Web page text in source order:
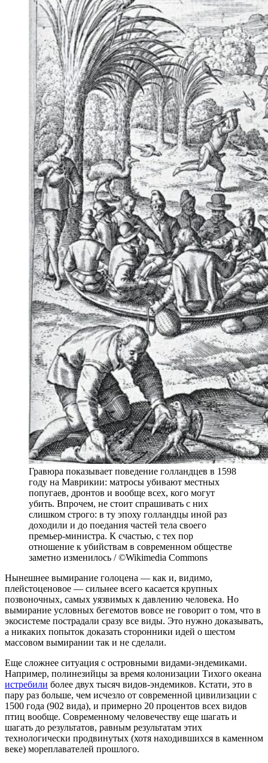
Гравюра показывает поведение голландцев в 1598
году на Маврикии: матросы убивают местных
попугаев, дронтов и вообще всех, кого могут
убить. Впрочем, не стоит спрашивать с них
слишком строго: в ту эпоху голландцы иной раз
доходили и до поедания частей тела своего
премьер-министра. К счастью, с тех пор
отношение к убийствам в современном обществе
заметно изменилось / ©Wikimedia Commons
Нынешнее вымирание голоцена — как и, видимо,
плейстоценовое — сильнее всего касается крупных
позвоночных, самых уязвимых к давлению человека. Но
вымирание условных бегемотов вовсе не говорит о том, что в
экосистеме пострадали сразу все виды. Это нужно доказывать,
а никаких попыток доказать сторонники идей о шестом
массовом вымирании так и не сделали.
Еще сложнее ситуация с островными видами-эндемиками.
Например, полинезийцы за время колонизации Тихого океана
истребили более двух тысяч видов-эндемиков. Кстати, это в
пару раз больше, чем исчезло от современной цивилизации с
1500 года (902 вида), и примерно 20 процентов всех видов
птиц вообще. Современному человечеству еще шагать и
шагать до результатов, равным результатам этих
технологически продвинутых (хотя находившихся в каменном
веке) мореплавателей прошлого.